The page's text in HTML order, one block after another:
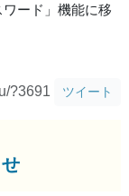
ード」機能に移
?3691 ツイート